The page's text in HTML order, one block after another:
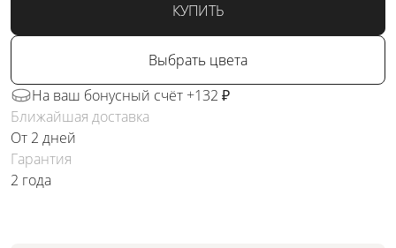
КУПИТЬ
Выбрать цвета
На ваш бонусный счёт +132 ₽
Ближайшая доставка
От 2 дней
Гарантия
2 года